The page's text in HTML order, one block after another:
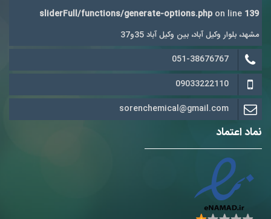
sliderFull/functions/generate-options.php on line 139
مشهد، بلوار وکیل آباد، بین وکیل آباد 35و37
051-38676767
09033222110
sorenchemical@gmail.com
نماد اعتماد